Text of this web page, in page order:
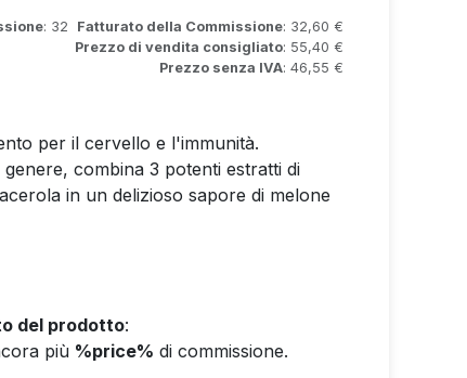
: 32 Fatturato della Commissione: 32,60 €
Prezzo di vendita consigliato: 55,40 €
Prezzo senza IVA: 46,55 €
per il cervello e l'immunità.
combina 3 potenti estratti di
in un delizioso sapore di melone
del prodotto:
più %price% di commissione.